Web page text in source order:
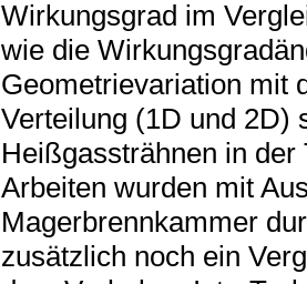
Wirkungsgrad im
wie die
Geometrievariation mit
Verteilung (1D und 2D)
Heißgassträhnen in
Arbeiten wurden mit
Magerbrennkammer
zusätzlich noch ein